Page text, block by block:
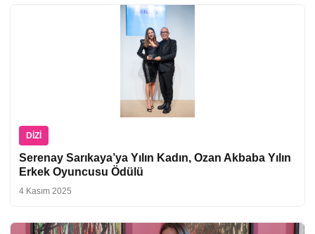
DIZI
Serenay Sarıkaya’ya Yılın Kadın, Ozan Akbaba Yılın
Erkek Oyuncusu Ödülü
4 Kasım 2025